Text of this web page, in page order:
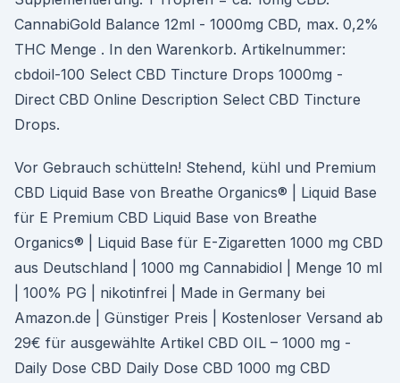
CannabiGold Balance 12ml - 1000mg CBD, max. 0,2%
THC Menge . In den Warenkorb. Artikelnummer:
cbdoil-100 Select CBD Tincture Drops 1000mg -
Direct CBD Online Description Select CBD Tincture
Drops.
Vor Gebrauch schütteln! Stehend, kühl und Premium
CBD Liquid Base von Breathe Organics® | Liquid Base
für E Premium CBD Liquid Base von Breathe
Organics® | Liquid Base für E-Zigaretten 1000 mg CBD
aus Deutschland | 1000 mg Cannabidiol | Menge 10 ml
| 100% PG | nikotinfrei | Made in Germany bei
Amazon.de | Günstiger Preis | Kostenloser Versand ab
29€ für ausgewählte Artikel CBD OIL – 1000 mg -
Daily Dose CBD Daily Dose CBD 1000 mg CBD